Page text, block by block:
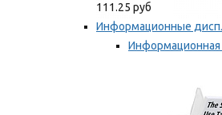
111.25 руб
Информационные
Информационная